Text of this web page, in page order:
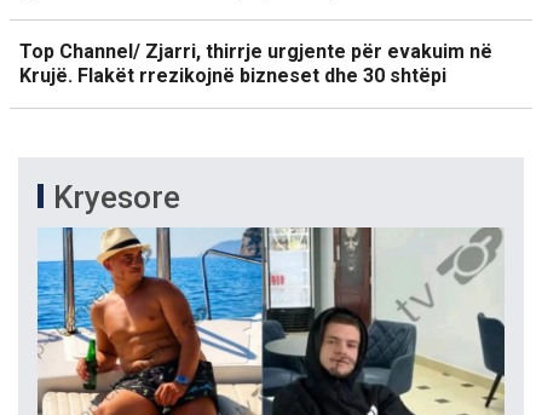
Top Channel/ Zjarri, thirrje urgjente për evakuim në
Krujë. Flakët rrezikojnë bizneset dhe 30 shtëpi
Kryesore